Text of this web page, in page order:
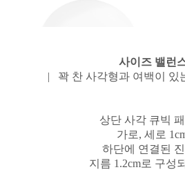
사이즈 밸런
| 꽉 찬 사각형과 여백이 있
상단 사각 큐빅
가로, 세로
하단에 연결된
지름 1.2cm로 구성